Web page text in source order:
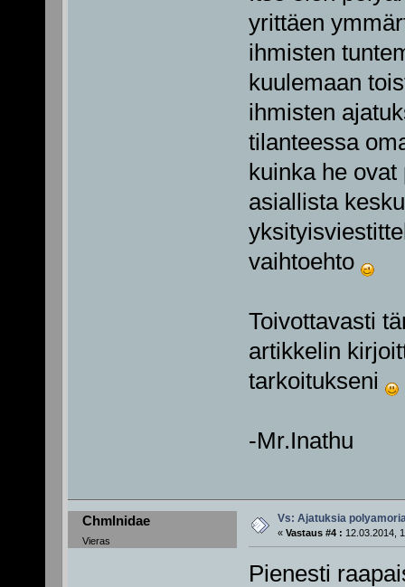
yrittäen
ihmisten
kuulemaan
ihmisten
tilanteessa
kuinka he
asiallista
vaihtoehto
Toivottavasti
artikkelin
tarkoitukseni
-Mr.Inathu
Chmlnidae
Vieras
Vs: Ajatuksia
« Vastaus #4 : 12.03.2014,
Pienesti